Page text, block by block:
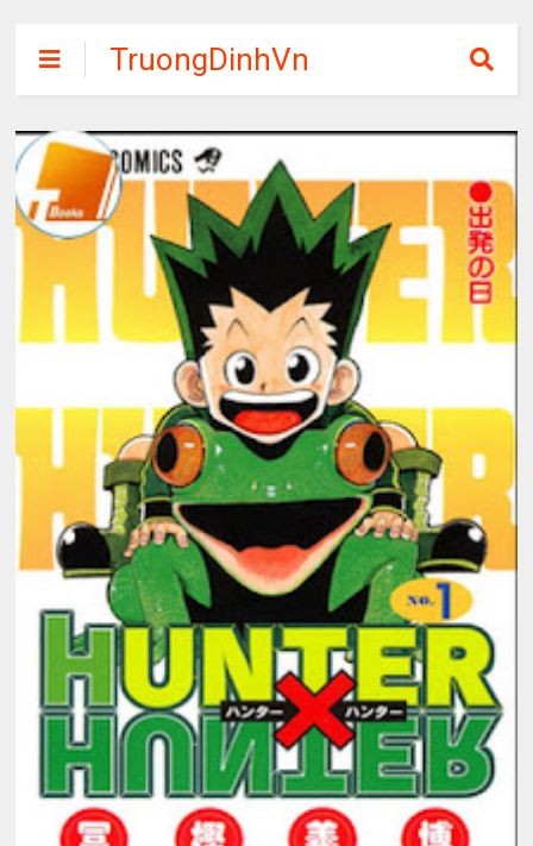
TruongDinhVn
Chia sẽ ebook,
các khóa học,
phần mềm học
tập miễn phí